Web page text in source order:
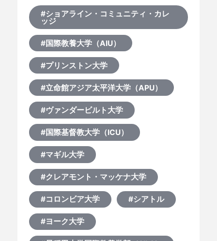
#ショアライン・コミュニティ・カレ
ッジ
#国際教養大学（AIU）
#プリンストン大学
#立命館アジア太平洋大学（APU）
#ヴァンダービルト大学
#国際基督教大学（ICU）
#マギル大学
#クレアモント・マッケナ大学
#コロンビア大学 #シアトル
#ヨーク大学